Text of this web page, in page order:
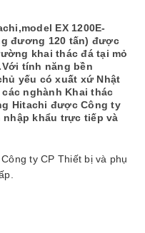
EX 1200E-
đương 120 tấn) được
khai thác đá tại mỏ
tính năng bền
yếu có xuất xứ Nhật
nghành Khai thác
Hitachi được Công ty
nhập khẩu trực tiếp và
ty CP Thiết bị và phụ